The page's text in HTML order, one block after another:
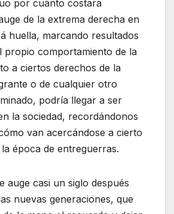
por cuánto costará
de la extrema derecha en
huella, marcando resultados
propio comportamiento de la
a ciertos derechos de la
o de cualquier otro
podría llegar a ser
la sociedad, recordándonos
van acercándose a cierto
época de entreguerras.
auge casi un siglo después
nuevas generaciones, que